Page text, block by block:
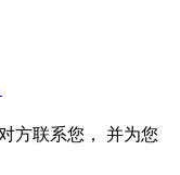
方联系您， 并为您